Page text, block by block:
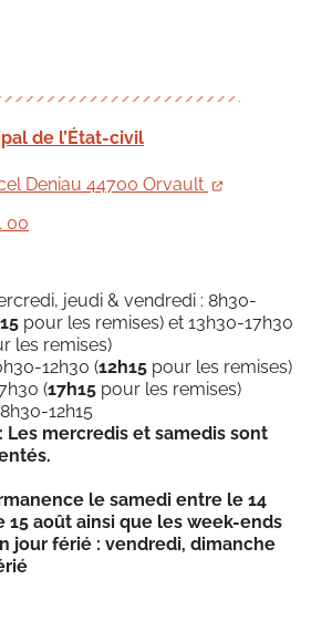
de l’État-civil
Deniau 44700 Orvault
00
jeudi & vendredi : 8h30-
pour les remises) et 13h30-17h30
les remises)
12h30 (12h15 pour les remises)
(17h15 pour les remises)
12h15
Les mercredis et samedis sont
le samedi entre le 14
15 août ainsi que les week-ends
jour férié : vendredi, dimanche